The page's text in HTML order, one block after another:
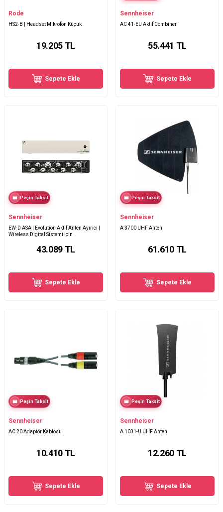
Rode
HS2-B | Headset Mikrofon Küçük
19.205TL
Sepete Ekle
Sennheiser
AC 41-EU Aktif Combiner
55.441 TL
Sepete Ekle
Peşin Taksit
Sennheiser
EW-D ASA | Evolution Aktif Anten Ayırıcı |
Wireless Digital Sistemi İçin
43.089TL
Sepete Ekle
Peşin Taksit
Sennheiser
A 3700 UHF Anten
61.610TL
Sepete Ekle
Peşin Taksit
Sennheiser
AC 20 Adaptör Kablosu
10.410TL
Sepete Ekle
Peşin Taksit
Sennheiser
A 1031-U UHF Anten
12.260TL
Sepete Ekle